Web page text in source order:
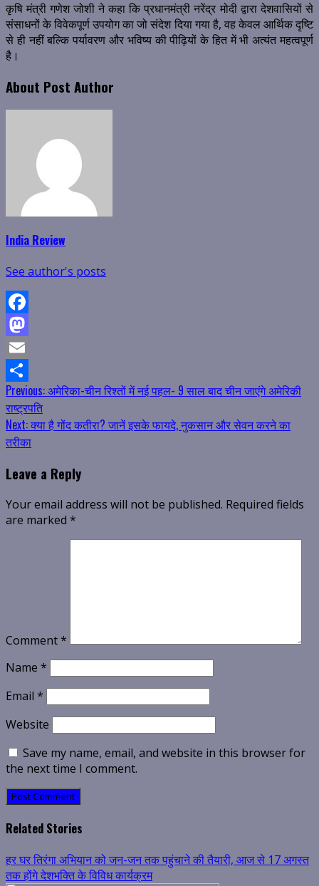
कृषि मंत्री गणेश जोशी ने कहा कि प्रधानमंत्री नरेंद्र मोदी द्वारा देशवासियों से
संसाधनों के विवेकपूर्ण उपयोग का जो संदेश दिया गया है, वह केवल आर्थिक दृष्टि
से ही नहीं बल्कि पर्यावरण और भविष्य की पीढ़ियों के हित में भी अत्यंत महत्वपूर्ण
है।
About Post Author
India Review
See author's posts
Facebook
Mastodon
Email
Share
Continue
Reading
Previous:अमेरिका-चीन रिश्तों में नई पहल- 9 साल बाद चीन जाएंगे अमेरिकी
राष्ट्रपति
Next:क्या है गोंद कतीरा? जानें इसके फायदे, नुकसान और सेवन करने का
तरीका
Leave a Reply
Your email address will not be published. Required fields
are marked *
Comment*
Name *
Email *
Website
Save my name, email, and website in this browser for
the next time I comment.
Related Stories
हर घर तिरंगा अभियान को जन-जन तक पहुंचाने की तैयारी, आज से 17 अगस्त
तक होंगे देशभक्ति के विविध कार्यक्रम